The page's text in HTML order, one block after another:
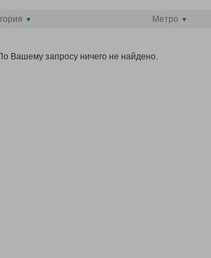
Метро
Вашему запросу ничего не найдено.